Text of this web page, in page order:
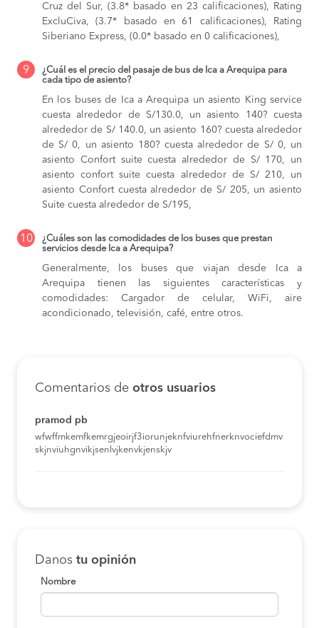
Cruz del Sur, (3.8* basado en 23 calificaciones), Rating
ExcluCiva, (3.7* basado en 61 calificaciones), Rating
Siberiano Express, (0.0* basado en 0 calificaciones),
9
¿Cuál es el precio del pasaje de bus de Ica a Arequipa para
cada tipo de asiento?
En los buses de Ica a Arequipa un asiento King service
cuesta alrededor de S/130.0, un asiento 140? cuesta
alrededor de S/ 140.0, un asiento 160? cuesta alrededor
de S/ 0,
un asiento 180? cuesta alrededor de S/ 0, un
asiento Confort suite cuesta alrededor de S/ 170, un
asiento confort suite cuesta alrededor de S/ 210, un
asiento Confort cuesta alrededor de S/ 205, un asiento
Suite cuesta alrededor de S/195,
10
¿Cuáles son las comodidades de los buses que prestan
servicios desde Ica a Arequipa?
Generalmente, los buses que viajan desde Ica a
Arequipa tienen las siguientes características y
comodidades: Cargador de celular, WiFi, aire
acondicionado, televisión, café, entre otros.
Comentarios de otros usuarios
pramod pb
wfwffmkemfkemrgjeoirjf3iorunjeknfviurehfnerknvociefdmv
skjnviuhgnvikjsenlvjkenvkjenskjv
Danos tu opinión
Nombre